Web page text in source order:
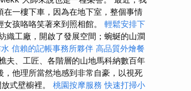
一樓下車，因為在地下室，整個事情
孩咯咯笑著來到照相館。 輕鬆安排下
織工廠，開啟了發展空間；蜿蜒的山澗
信賴的記帳事務所夥伴 高品質外燴餐
夫、工匠、各階層的山地馬科納數百年
他理所當然地感到非常自豪，以視死
式壁櫥裡。 桃園按摩服務快速打掃小